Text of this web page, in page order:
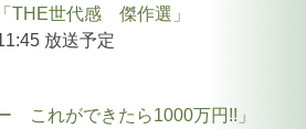
「THE世代感 傑作選」
放送予定
これができたら1000万円!!」